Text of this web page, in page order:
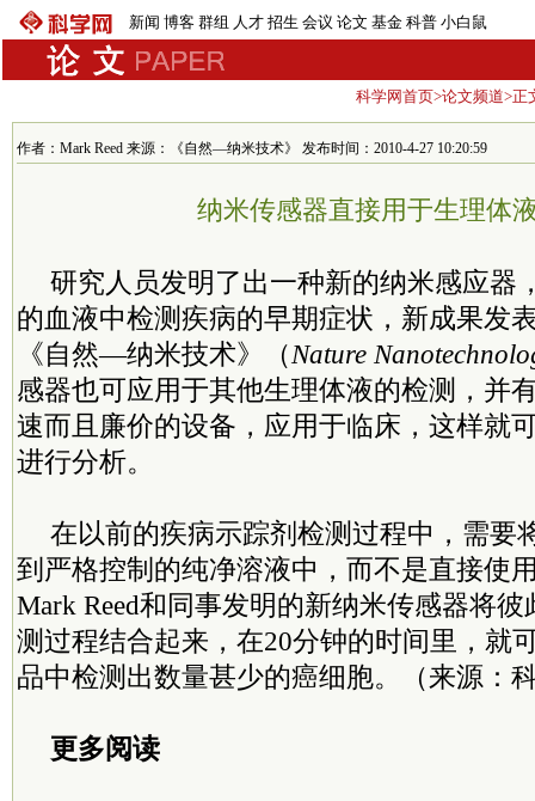
新闻 博客 群组 人才 招生 会议 论文 基金 科普 小白鼠
科学网首页>论文频道>正
作者：Mark Reed 来源：《自然—纳米技术》 发布时间：2010-4-27 10:20:59
纳米传感器直接用于生理体
研究人员发明了出一种新的纳米感应器
的血液中检测疾病的早期症状，新成果发
《自然—纳米技术》（Nature
感器也可应用于其他生理体液的检测，并
速而且廉价的设备，应用于临床，这样就
进行分析。
在以前的疾病示踪剂检测过程中，需要
到严格控制的纯净溶液中，而不是直接使
Mark Reed和同事发明的新纳米传感器将
测过程结合起来，在20分钟的时间里，就
品中检测出数量甚少的癌细胞。（来源
更多阅读